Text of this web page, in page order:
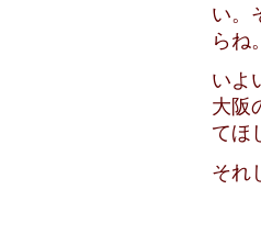
い。
らね。
いよ
大阪
てほ
それ